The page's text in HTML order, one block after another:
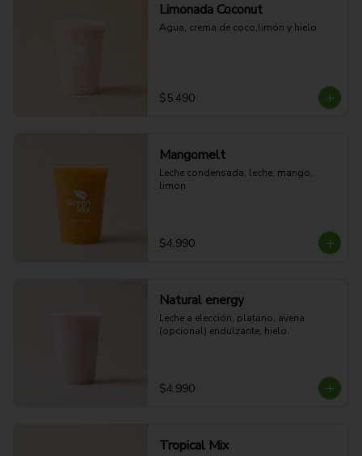
Limonada Coconut
Agua, crema de coco,limón y hielo
$5.490
Mangomelt
Leche condensada, leche, mango,
limon
$4.990
Natural energy
Leche a elección, platano, avena
(opcional) endulzante, hielo.
$4.990
Tropical Mix